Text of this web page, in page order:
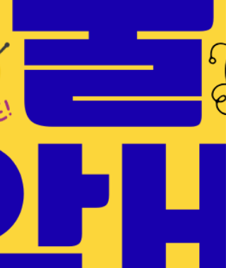
유흥홍대 ·합정·연남 트렌드에 민감한 소비
이 만든 인기 지역 홍대와 합정, 연남 일대는
웨디시가 빠르게 자리 잡은 대표적인 지역입
니다. 이 지역의 특징은 20~30대 젊은 층 비
이 높고 트렌드에 민감하며 부담 없는 힐링
비를 선호한다는 점입니다. 스웨디시가“과한
관리”가 아닌“편안한 자기관리”로 인식되면
송파 지역은주거와 업무가 함께 어우러진 구
조 덕분에스웨디시 수